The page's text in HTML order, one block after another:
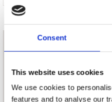
Consent
This website uses cookies
We use cookies to
features and to analyse our